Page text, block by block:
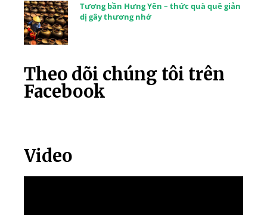
Tương bần Hưng Yên – thức quà quê giản
dị gây thương nhớ
Theo dõi chúng tôi trên
Facebook
Video